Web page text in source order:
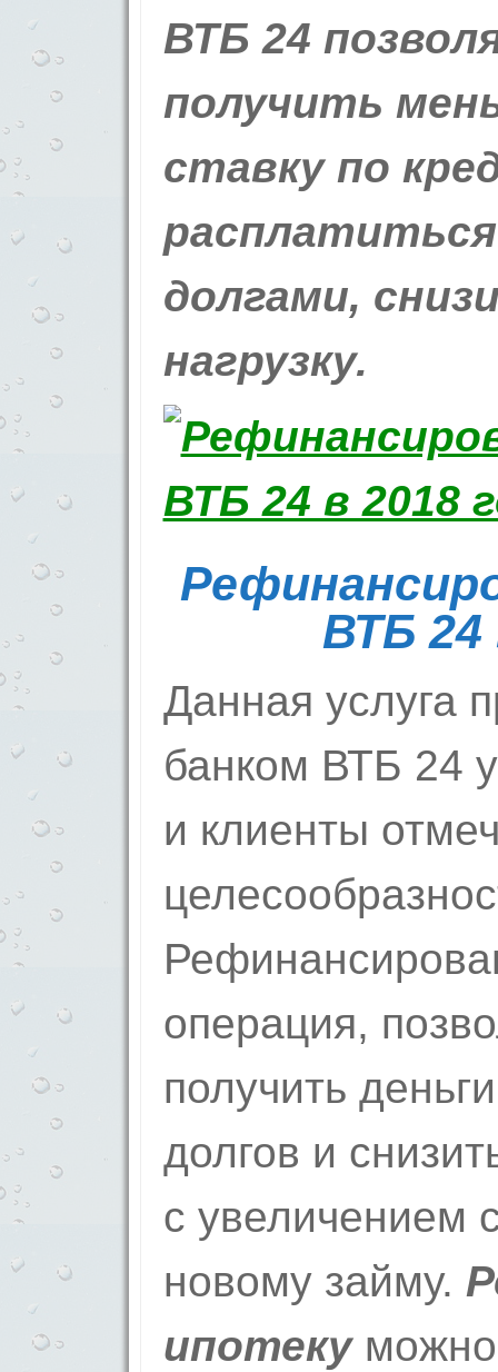
ВТБ 24
получить
ставку по
долгами,
нагрузку.
ВТБ 24
Данная услуга
банком ВТБ 24
и клиенты
операция,
получить
долгов и
с увеличением
новому займу.
ипотекуможно